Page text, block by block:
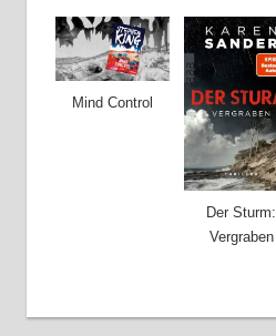
Mind Control
Der Sturm:
Vergraben